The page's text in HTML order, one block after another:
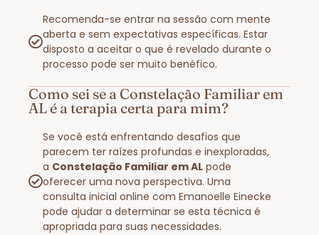
Recomenda-se entrar na sessão com mente
aberta e sem expectativas específicas. Estar
disposto a aceitar o que é revelado durante o
processo pode ser muito benéfico.
Como sei se a Constelação Familiar em
AL é a terapia certa para mim?
Se você está enfrentando desafios que
parecem ter raízes profundas e inexploradas,
a Constelação Familiar em AL pode
oferecer uma nova perspectiva. Uma
consulta inicial online com Emanoelle Einecke
pode ajudar a determinar se esta técnica é
apropriada para suas necessidades.